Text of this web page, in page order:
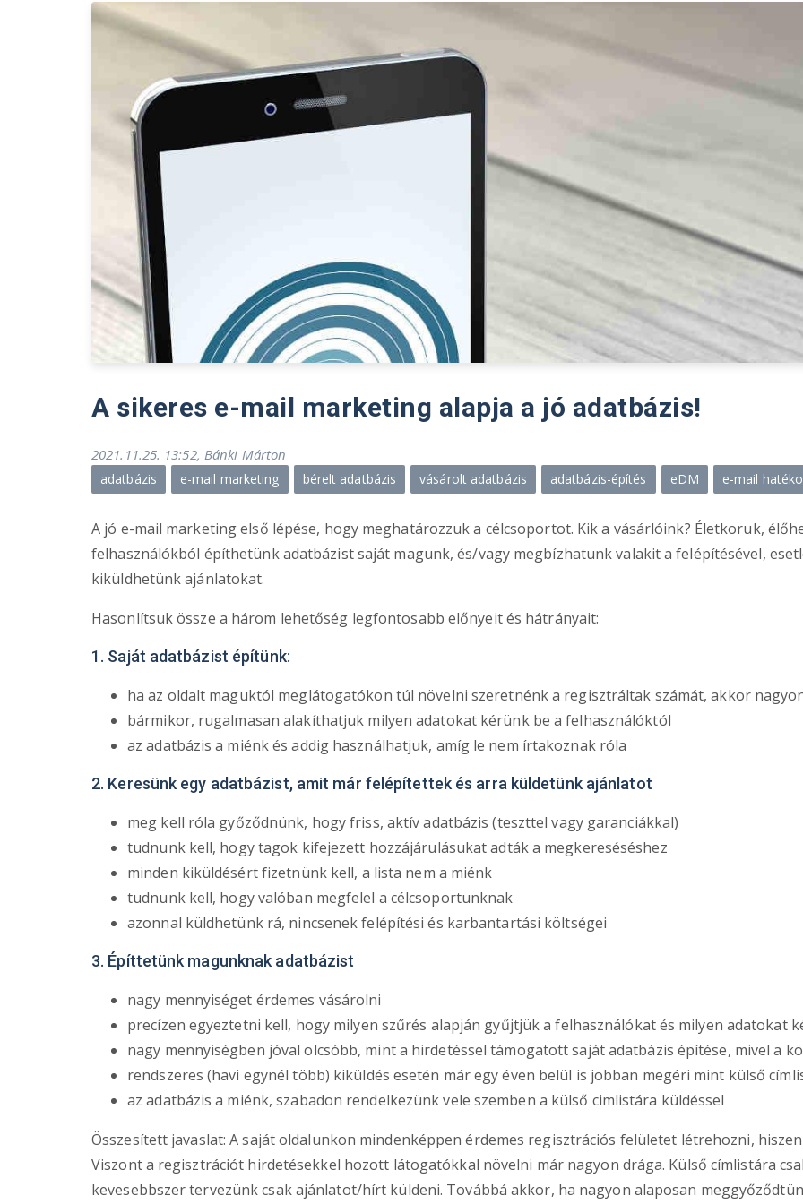
A sikeres e-mail marketing alapja a jó adatbázis!
2021.11.25. 13:52, Bánki Márton
adatbázis e-mail marketing bérelt adatbázis vásárolt adatbázis adatbázis-építés eDM e-mail
A jó e-mail marketing első lépése, hogy meghatározzuk a célcsoportot. Kik a vásárlóink? Életkoruk,
felhasználókból építhetünk adatbázist saját magunk, és/vagy megbízhatunk valakit a felépítésével,
kiküldhetünk ajánlatokat.
Hasonlítsuk össze a három lehetőség legfontosabb előnyeit és hátrányait:
1. Saját adatbázist építünk:
ha az oldalt maguktól meglátogatókon túl növelni szeretnénk a regisztráltak számát, akkor
bármikor, rugalmasan alakíthatjuk milyen adatokat kérünk be a felhasználóktól
az adatbázis a miénk és addig használhatjuk, amíg le nem írtakoznak róla
2. Keresünk egy adatbázist, amit már felépítettek és arra küldetünk ajánlatot
meg kell róla győződnünk, hogy friss, aktív adatbázis (teszttel vagy garanciákkal)
tudnunk kell, hogy tagok kifejezett hozzájárulásukat adták a megkereséséshez
minden kiküldésért fizetnünk kell, a lista nem a miénk
tudnunk kell, hogy valóban megfelel a célcsoportunknak
azonnal küldhetünk rá, nincsenek felépítési és karbantartási költségei
3. Építtetünk magunknak adatbázist
nagy mennyiséget érdemes vásárolni
precízen egyeztetni kell, hogy milyen szűrés alapján gyűjtjük a felhasználókat és milyen adatokat
nagy mennyiségben jóval olcsóbb, mint a hirdetéssel támogatott saját adatbázis építése, mivel a
rendszeres (havi egynél több) kiküldés esetén már egy éven belül is jobban megéri mint külső
az adatbázis a miénk, szabadon rendelkezünk vele szemben a külső cimlistára küldéssel
Összesített javaslat: A saját oldalunkon mindenképpen érdemes regisztrációs felületet létrehozni,
Viszont a regisztrációt hirdetésekkel hozott látogatókkal növelni már nagyon drága. Külső címlistára
kevesebbszer tervezünk csak ajánlatot/hírt küldeni. Továbbá akkor, ha nagyon alaposan